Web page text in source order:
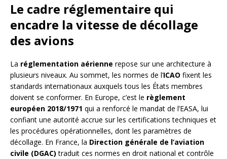
Le cadre réglementaire qui
encadre la vitesse de décollage
des avions
La réglementation aérienne repose sur une architecture à
plusieurs niveaux. Au sommet, les normes de l’ICAO fixent les
standards internationaux auxquels tous les États membres
doivent se conformer. En Europe, c’est le règlement
européen 2018/1971 qui a renforcé le mandat de l’EASA, lui
confiant une autorité accrue sur les certifications techniques et
les procédures opérationnelles, dont les paramètres de
décollage. En France, la Direction générale de l’aviation
civile (DGAC) traduit ces normes en droit national et contrôle